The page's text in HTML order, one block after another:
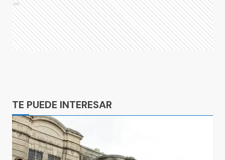
Ads
TE PUEDE INTERESAR